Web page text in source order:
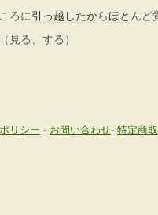
ろに引っ越したからほと んど
（見る、する）
リシー - お問い合わせ- 特定商